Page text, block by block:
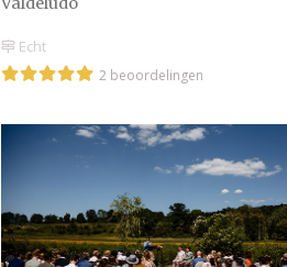
Echt
2 beoordelingen